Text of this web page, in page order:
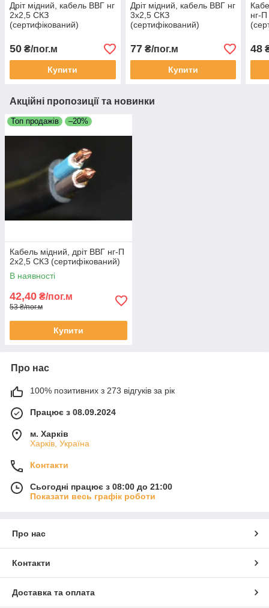
Дріт мідний, кабель ВВГ нг
2х2,5 СКЗ
(сертифікований)
50 ₴/пог.м
Купити
Дріт мідний, кабель ВВГ нг
3х2,5 СКЗ
(сертифікований)
77₴/пог.м
Купити
нг-
48
Акційні пропозиції та новинки
Топ продажів –20%
Кабель мідний, дріт ВВГ нг-П
2х2,5 СКЗ (сертифікований)
В наявності
42,40 ₴/пог.м
53 ₴/пог.м
Купити
Про нас
100% позитивних з 273 відгуків за рік
Працює з 08.09.2024
м. Харків
Харків, Україна
Контакти
Сьогодні працює з 08:00 до 21:00
Показати весь графік роботи
Про нас
Контакти
Доставка та оплата